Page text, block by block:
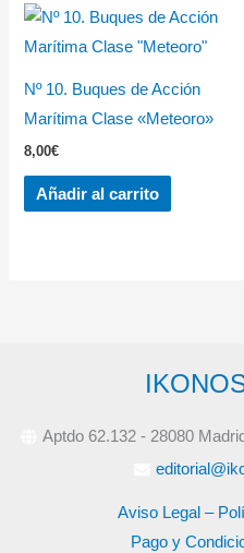
Nº 10. Buques de Acción
Marítima Clase «Meteoro»
8,00€
Añadir al carrito
Aptdo 62.132 - 28080
Aviso Legal –
Pago y